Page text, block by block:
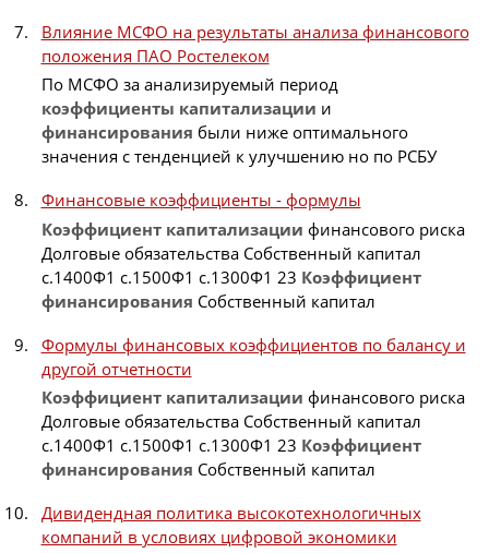
Влияние МСФО на результаты анализа финансового
положения ПАО Ростелеком
По МСФО за анализируемый период
коэффициенты капитализации и
финансирования были ниже оптимального
значения с тенденцией к улучшению но по РСБУ
Финансовые коэффициенты - формулы
Коэффициент капитализации финансового риска
Долговые обязательства Собственный капитал
с.1400Ф1 с.1500Ф1 с.1300Ф1 23 Коэффициент
финансирования Собственный капитал
Формулы финансовых коэффициентов по балансу и
другой отчетности
Коэффициент капитализации финансового риска
Долговые обязательства Собственный капитал
с.1400Ф1 с.1500Ф1 с.1300Ф1 23 Коэффициент
финансирования Собственный капитал
Дивидендная политика высокотехнологичных
компаний в условиях цифровой экономики